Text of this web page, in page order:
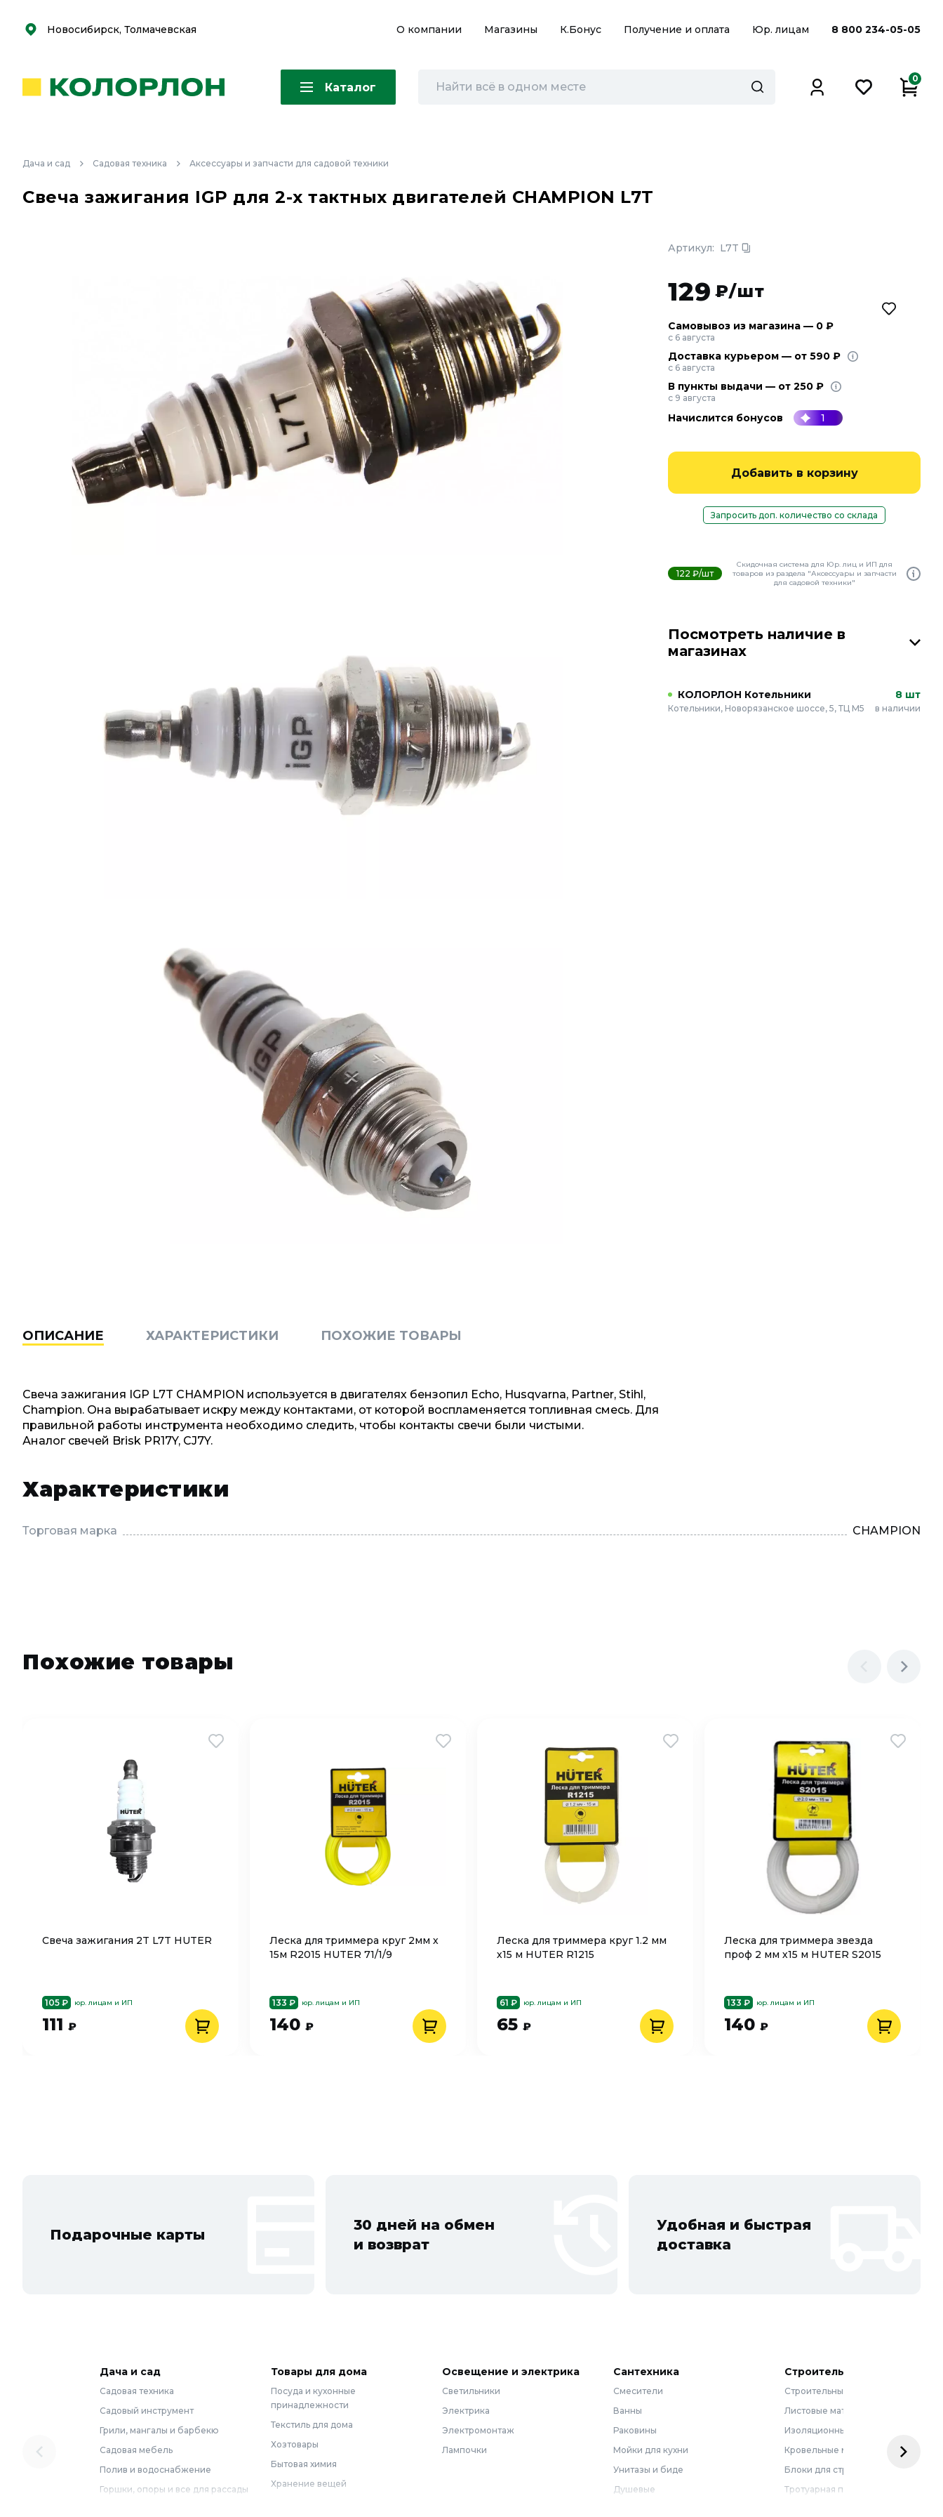
Скоро
Скоро
Новосибирск, Толмачевская О компании Магазины К.Бонус Получение и оплата Юр. лицам 8 800 234-05-05
Каталог
0
Дача и сад Садовая техника Аксессуары и запчасти для садовой техники
Свеча зажигания IGP для 2-х тактных двигателей CHAMPION L7T
Артикул: L7T
129 ₽/шт
Самовывоз из магазина — 0 ₽
с 6 августа
Доставка курьером — от 590 ₽
с 6 августа
В пункты выдачи — от 250 ₽
с 9 августа
Начислится бонусов 1
Добавить в корзину
Запросить доп. количество со склада
122 ₽/шт
Скидочная система для Юр. лиц и ИП для
товаров из раздела "Аксессуары и запчасти
для садовой техники"
Посмотреть наличие в
магазинах
КОЛОРЛОН Котельники
Котельники, Новорязанское шоссе, 5, ТЦ М5
8 шт
в наличии
ОПИСАНИЕ ХАРАКТЕРИСТИКИ ПОХОЖИЕ ТОВАРЫ
Свеча зажигания IGP L7T CHAMPION используется в двигателях бензопил Echo, Husqvarna, Partner, Stihl,
Champion. Она вырабатывает искру между контактами, от которой воспламеняется топливная смесь. Для
правильной работы инструмента необходимо следить, чтобы контакты свечи были чистыми.
Аналог свечей Brisk РR17Y, CJ7Y.
Характеристики
Торговая марка CHAMPION
Похожие товары
Свеча зажигания 2T L7T HUTER
105 ₽ юр. лицам и ИП
111 ₽
Леска для триммера круг 2мм х
15м R2015 HUTER 71/1/9
133 ₽ юр. лицам и ИП
140 ₽
Леска для триммера круг 1.2 мм
х15 м HUTER R1215
61 ₽ юр. лицам и ИП
65 ₽
Леска для триммера звезда
проф 2 мм х15 м HUTER S2015
133 ₽ юр. лицам и ИП
140 ₽
Подарочные карты
30 дней на обмен
и возврат
Удобная и быстрая
доставка
Дача и сад
Садовая техника
Садовый инструмент
Грили, мангалы и барбекю
Садовая мебель
Полив и водоснабжение
Горшки, опоры и все для рассады
Товары для дома
Посуда и кухонные
принадлежности
Текстиль для дома
Хозтовары
Бытовая химия
Хранение вещей
Освещение и электрика
Светильники
Электрика
Электромонтаж
Лампочки
Сантехника
Смесители
Ванны
Раковины
Мойки для кухни
Унитазы и биде
Душевые
Строительные материалы
Строительные смеси
Листовые материалы
Изоляционные материалы
Кровельные материалы
Блоки для строительства
Тротуарная плитка